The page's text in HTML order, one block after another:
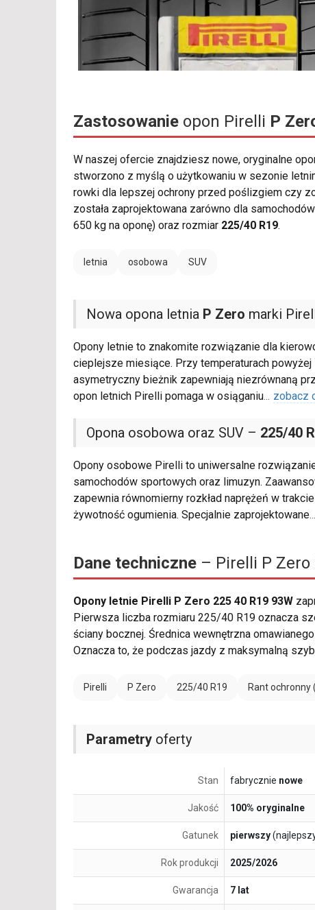
Zastosowanie opon Pirelli P
W naszej ofercie znajdziesz nowe, oryginalne
stworzono z myślą o użytkowaniu w sezonie
rowki dla lepszej ochrony przed poślizgiem czy
została zaprojektowana zarówno dla
650 kg na oponę) oraz rozmiar 225/40 R19.
letnia osobowa SUV
Nowa opona letnia P Zero marki
Opony letnie to znakomite rozwiązanie dla
cieplejsze miesiące. Przy temperaturach powyżej
asymetryczny bieżnik zapewniają niezrównaną
opon letnich Pirelli pomaga w osiąganiu... zobacz
Opona osobowa oraz SUV – 225/40
Opony osobowe Pirelli to uniwersalne
samochodów sportowych oraz limuzyn.
zapewnia równomierny rozkład naprężeń w
żywotność ogumienia. Specjalnie zaprojektowane...
Dane techniczne – Pirelli P Zero
Opony letnie Pirelli P Zero 225 40 R19 93W
Pierwsza liczba rozmiaru 225/40 R19 oznacza
ściany bocznej. Średnica wewnętrzna
Oznacza to, że podczas jazdy z maksymalną
Pirelli P Zero 225/40 R19 Rant ochronny
Parametry oferty
Stan fabrycznie nowe
Jakość 100% oryginalne
Gatunek pierwszy
Rok produkcji 2025/2026
Gwarancja 7 lat